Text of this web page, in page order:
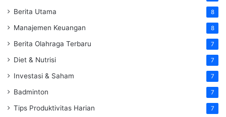
Berita Utama 8
Manajemen Keuangan 8
Berita Olahraga Terbaru 7
Diet & Nutrisi 7
Investasi & Saham 7
Badminton 7
Tips Produktivitas Harian 7